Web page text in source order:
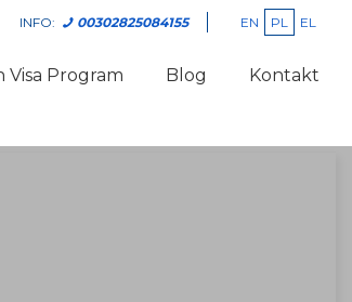
INFO: 00302825084155 EN PL EL
Visa Program Blog Kontakt